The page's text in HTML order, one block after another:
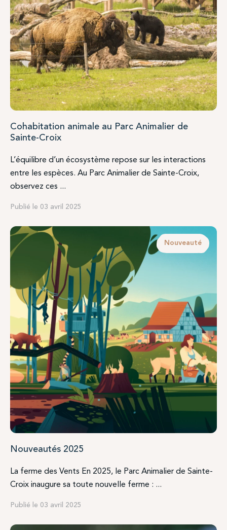
Cohabitation animale au Parc Animalier de
Sainte-Croix
L’équilibre d’un écosystème repose sur les interactions
entre les espèces. Au Parc Animalier de Sainte-Croix,
observez ces ...
Publié le 03 avril 2025
Nouveauté
Nouveautés 2025
La ferme des Vents En 2025, le Parc Animalier de Sainte-
Croix inaugure sa toute nouvelle ferme : ...
Publié le 03 avril 2025